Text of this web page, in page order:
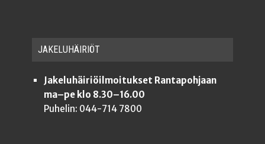
JAKE­LU­HÄI­RIÖT
Jakeluhäiriöilmoitukset Rantapohjaan
ma–pe klo 8.30–16.00
Puhelin: 044-714 7800